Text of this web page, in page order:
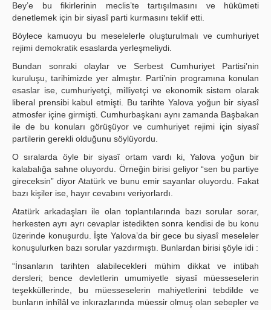
Bey’e bu fikirlerinin meclis’te tartışılmasını ve hükümeti
denetlemek için bir siyasî parti kurmasını teklif etti.
Böylece kamuoyu bu meselelerle oluşturulmalı ve cumhuriyet
rejimi demokratik esaslarda yerleşmeliydi.
Bundan sonraki olaylar ve Serbest Cumhuriyet Partisi’nin
kuruluşu, tarihimizde yer almıştır. Parti’nin programına konulan
esaslar ise, cumhuriyetçi, milliyetçi ve ekonomik sistem olarak
liberal prensibi kabul etmişti. Bu tarihte Yalova yoğun bir siyasî
atmosfer içine girmişti. Cumhurbaşkanı aynı zamanda Başbakan
ile de bu konuları görüşüyor ve cumhuriyet rejimi için siyasî
partilerin gerekli olduğunu söylüyordu.
O sıralarda öyle bir siyasî ortam vardı ki, Yalova yoğun bir
kalabalığa sahne oluyordu. Örneğin birisi geliyor “sen bu partiye
gireceksin” diyor Atatürk ve bunu emir sayanlar oluyordu. Fakat
bazı kişiler ise, hayır cevabını veriyorlardı.
Atatürk arkadaşları ile olan toplantılarında bazı sorular sorar,
herkesten ayrı ayrı cevaplar istedikten sonra kendisi de bu konu
üzerinde konuşurdu. İşte Yalova’da bir gece bu siyasî meseleler
konuşulurken bazı sorular yazdırmıştı. Bunlardan birisi şöyle idi :
“İnsanların tarihten alabilecekleri mühim dikkat ve intibah
dersleri; bence devletlerin umumiyetle siyasî müesseselerin
teşekküllerinde, bu müesseselerin mahiyetlerini tebdilde ve
bunların inhîlâl ve inkırazlarında müessir olmuş olan sebepler ve